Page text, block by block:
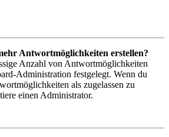
Antwortmöglichkeiten erstellen?
Anzahl von Antwortmöglichkeiten
Administration festgelegt. Wenn du
als zugelassen zu
einen Administrator.